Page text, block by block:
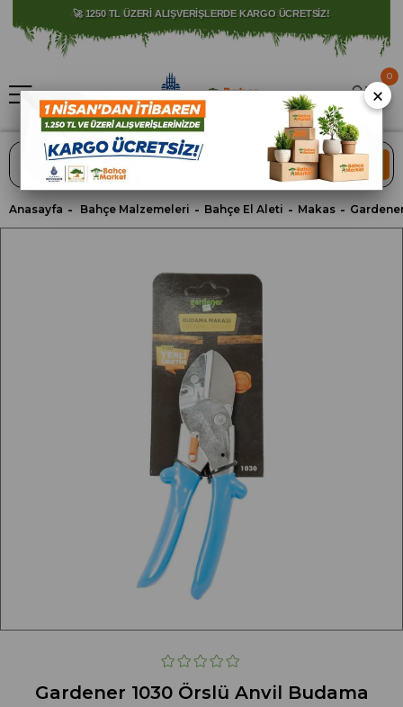
⚠️ SATIŞLARIMIZ YALNIZCA İSTANBUL İLİ İLE SINIRLIDIR.
ARA
0
Anasayfa Bahçe Malzemeleri Bahçe El Aleti Makas
Gardener 1030 Örslü Anvil Budama
×